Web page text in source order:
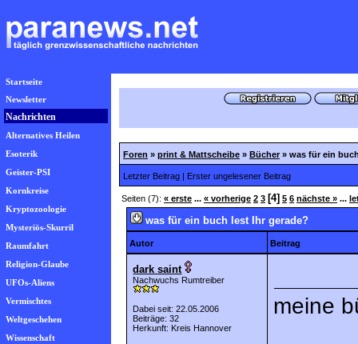
Startseite
Newsletter
Nachrichten
Alternatives Heilen
Esoterik
Geister-PSI
Kornkreise
Kryptozoologie
Mysteriös-Skurril
Raumfahrt
Religion-Glaube
UFOs-Aliens
Vermischtes
Weltgeschehen
Wissenschaft
Foren » print & Mattscheibe » Bücher» was für ein
Letzter Beitrag | Erster ungelesener Beitrag
Seiten (7): « erste ... « vorherige 2 3 [4] 5 6 nächste » ...
was für ein buch lest Ihr gerade?
Autor Beitrag
dark saint
Nachwuchs Rumtreiber
Dabei seit: 22.05.2006
Beiträge: 32
Herkunft: Kreis Hannover
meine